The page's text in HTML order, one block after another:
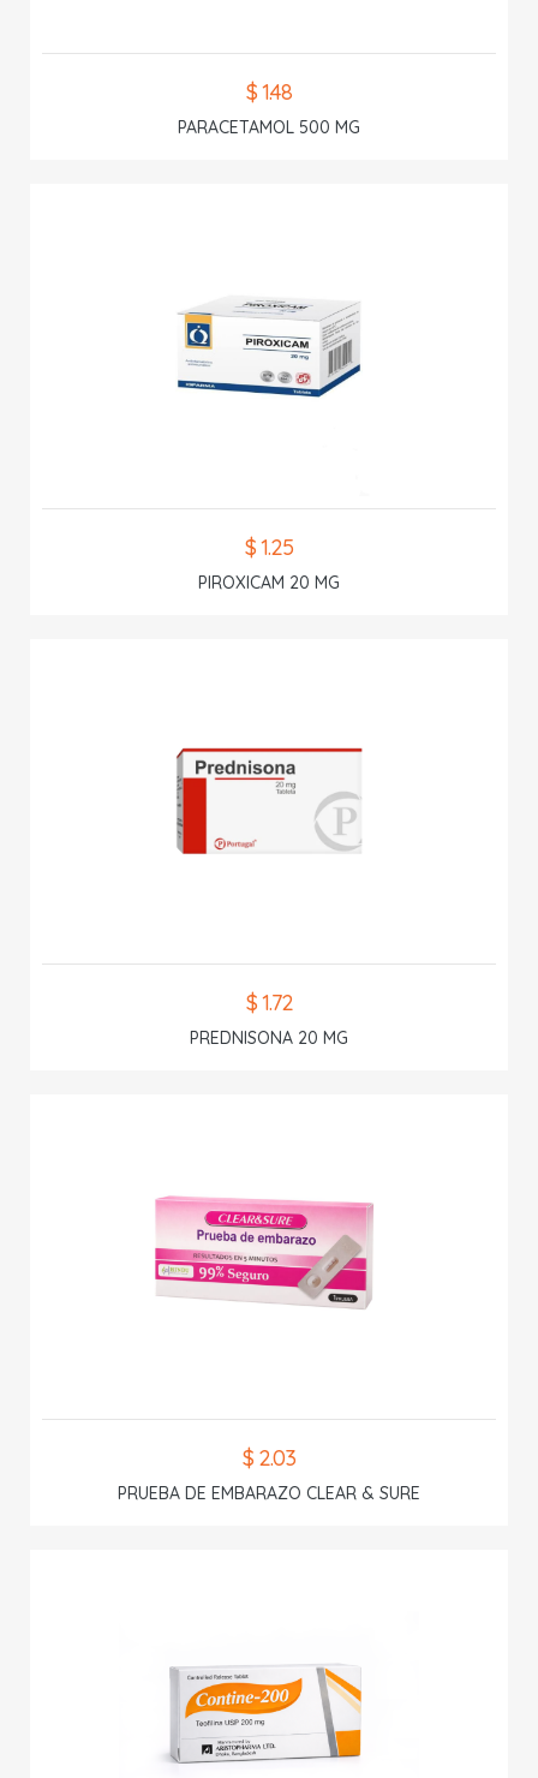
$ 1.48
PARACETAMOL 500 MG
$ 1.25
PIROXICAM 20 MG
$ 1.72
PREDNISONA 20 MG
$ 2.03
PRUEBA DE EMBARAZO CLEAR & SURE